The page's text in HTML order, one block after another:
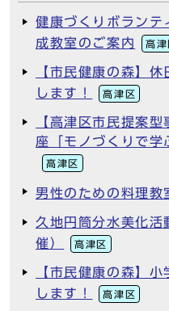
健康づくりボランテ
成教室のご案内
高津
【市民健康の森】
します！
高津区
【高津区市民提案
座「モノづくりで学
高津区
男性のための料理教
久地円筒分水美化
催）
高津区
【市民健康の森】
します！
高津区